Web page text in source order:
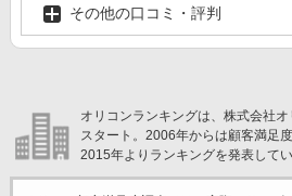
その他の口コミ・評判
オリコンランキングは、株式会社
スタート。2006年からは顧客満足
2015年よりランキングを発表してい